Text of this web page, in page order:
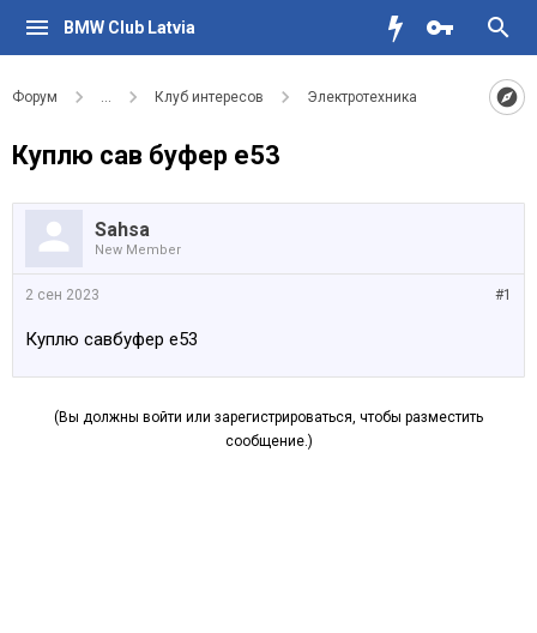
BMW Club Latvia
Форум ... Клуб интересов Электротехника
Куплю сав буфер е53
Sahsa
New Member
#1
2 сен 2023
Куплю савбуфер е53
(Вы должны войти или зарегистрироваться, чтобы разместить
сообщение.)